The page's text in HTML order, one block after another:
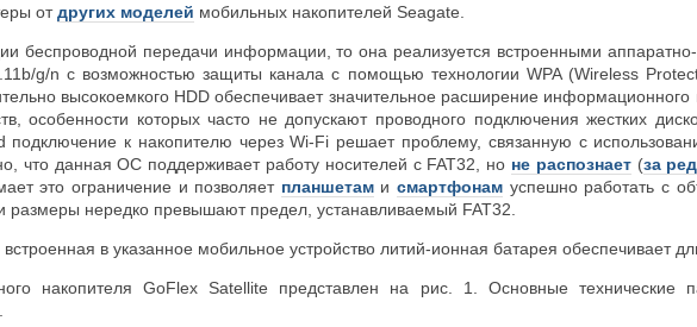
отдругих моделей мобильных накопителей Seagate.
беспроводной передачи информации, то она реализуется встроенными
g/n с возможностью защиты канала с помощью технологии WPA (Wireless
высокоемкого HDD обеспечивает значительное расширение информационного
особенности которых часто не допускают проводного подключения жестких
подключение к накопителю через Wi-Fi решает проблему, связанную с
что данная ОС поддерживает работу носителей с FAT32, но не распознает(за
это ограничение и позволяет планшетам исмартфонам успешно работать с
размеры нередко превышают предел, устанавливаемый FAT32.
встроенная в указанное мобильное устройство литий-ионная батарея обеспечивает
накопителя GoFlex Satellite представлен на рис. 1. Основные технические